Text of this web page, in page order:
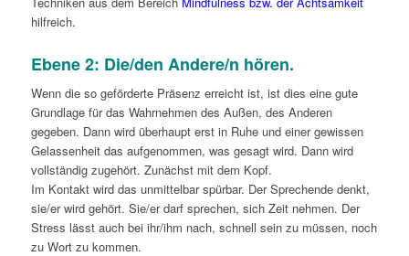
hilfreich.
Ebene 2: Die/den Andere/n hören.
Wenn die so geförderte Präsenz erreicht ist, ist dies eine gute
Grundlage für das Wahrnehmen des Außen, des Anderen
gegeben. Dann wird überhaupt erst in Ruhe und einer gewissen
Gelassenheit das aufgenommen, was gesagt wird. Dann wird
vollständig zugehört. Zunächst mit dem Kopf.
Im Kontakt wird das unmittelbar spürbar. Der Sprechende denkt,
sie/er wird gehört. Sie/er darf sprechen, sich Zeit nehmen. Der
Stress lässt auch bei ihr/ihm nach, schnell sein zu müssen, noch
zu Wort zu kommen.